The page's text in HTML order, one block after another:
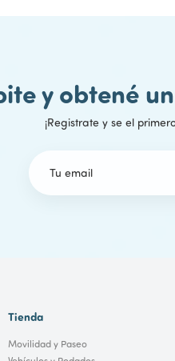
y obtené
¡Registrate y se el
Tienda
Movilidad y Paseo